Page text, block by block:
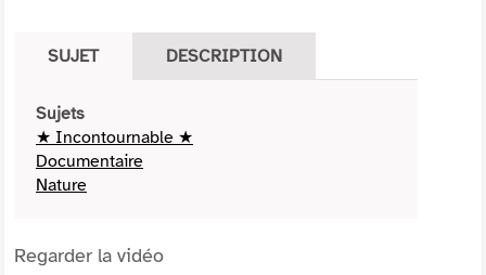
SUJET DESCRIPTION
Sujets
★ Incontournable ★
Documentaire
Nature
Regarder la vidéo